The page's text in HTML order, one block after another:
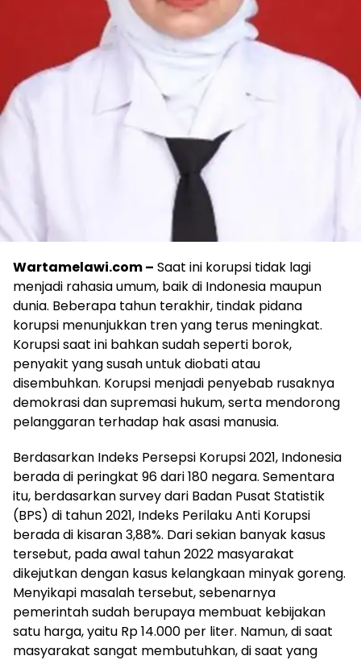
Wartamelawi.com – Saat ini korupsi tidak lagi
menjadi rahasia umum, baik di Indonesia maupun
dunia. Beberapa tahun terakhir, tindak pidana
korupsi menunjukkan tren yang terus meningkat.
Korupsi saat ini bahkan sudah seperti borok,
penyakit yang susah untuk diobati atau
disembuhkan. Korupsi menjadi penyebab rusaknya
demokrasi dan supremasi hukum, serta mendorong
pelanggaran terhadap hak asasi manusia.
Berdasarkan Indeks Persepsi Korupsi 2021, Indonesia
berada di peringkat 96 dari 180 negara. Sementara
itu, berdasarkan survey dari Badan Pusat Statistik
(BPS) di tahun 2021, Indeks Perilaku Anti Korupsi
berada di kisaran 3,88%. Dari sekian banyak kasus
tersebut, pada awal tahun 2022 masyarakat
dikejutkan dengan kasus kelangkaan minyak goreng.
Menyikapi masalah tersebut, sebenarnya
pemerintah sudah berupaya membuat kebijakan
satu harga, yaitu Rp 14.000 per liter. Namun, di saat
masyarakat sangat membutuhkan, di saat yang